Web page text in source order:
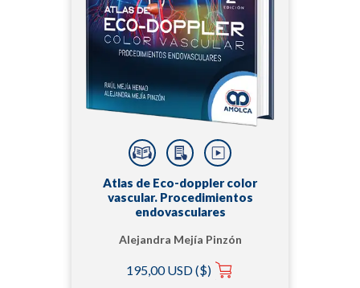
Atlas de Eco-doppler color
vascular. Procedimientos
endovasculares
Alejandra Mejía Pinzón
195,00 USD ($)